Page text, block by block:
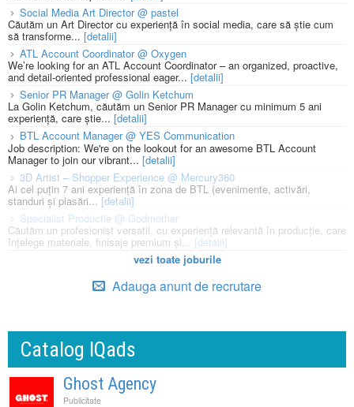
Social Media Art Director @ pastel
Căutăm un Art Director cu experiență în social media, care să știe cum
să transforme... [detalii]
ATL Account Coordinator @ Oxygen
We’re looking for an ATL Account Coordinator – an organized, proactive,
and detail-oriented professional eager... [detalii]
Senior PR Manager @ Golin Ketchum
La Golin Ketchum, căutăm un Senior PR Manager cu minimum 5 ani
experiență, care știe... [detalii]
BTL Account Manager @ YES Communication
Job description: We're on the lookout for an awesome BTL Account
Manager to join our vibrant... [detalii]
3D Artist – Shopper Experience @ Mercury360
Ai cel puțin 7 ani experiență în zona de BTL (evenimente, activări,
standuri și plasări...[detalii]
Specialist Productie @ Godmother
Căutăm un profesionist versatil, cu experiență relevantă în producție, care
înțelege materiale, finisaje premium și... [detalii]
vezi toate joburile
Adauga anunt de recrutare
Catalog IQads
Ghost Agency
Publicitate